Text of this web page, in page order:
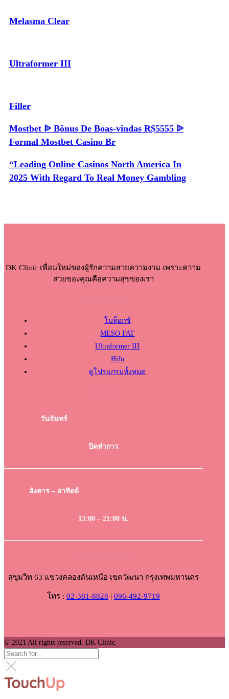
Melasma Clear
Ultraformer III
Filler
Mostbet ᐉ Bônus De Boas-vindas R$5555 ᐉ
Formal Mostbet Casino Br
“Leading Online Casinos North America In
2025 With Regard To Real Money Gambling
DK Clinic เพื่อนใหม่ของผู้รักความสวยความงาม เพราะความ
สวยของคุณคือความสุขของเรา
โบท็อกซ์
MESO FAT
Ultraformer III
Hifu
ดูโปรแกรมทั้งหมด
วันจันทร์
ปิดทำการ
อังคาร – อาทิตย์
13:00 – 21:00 น.
สุขุมวิท 63 แขวงคลองตันเหนือ เขตวัฒนา กรุงเทพมหานคร
โทร : 02-381-8828 | 096-492-9719
© 2021 All rights reserved. DK Clinic.